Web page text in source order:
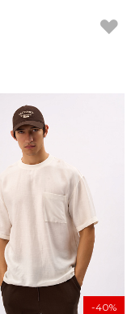
-40%